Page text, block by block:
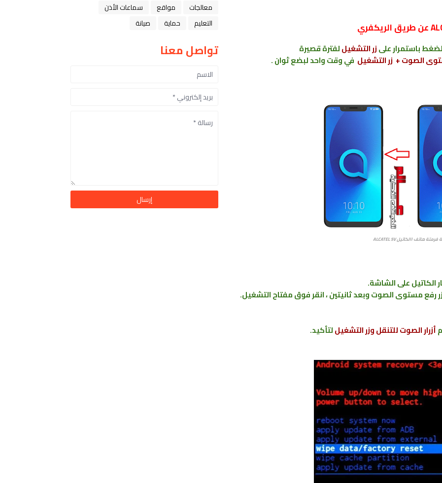
زر التشغيللفترة قصيرة
الصوت + زر التشغيل في وقت واحد لبضع ثوان .
فرمتة هاتف االكاتيل ALCATEL 5V
الكاتيل على الشاشة.
أزرار الصوت للتنقل وزر التشغيللتأكيد.
معالجات
مواقع
سماعات الأذن
التعليم
حماية صيانة
تواصل معنا